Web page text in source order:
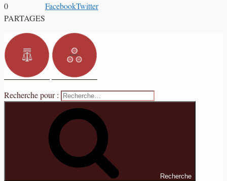
0
PARTAGES
FacebookTwitter
Recherche pour :
Recherche